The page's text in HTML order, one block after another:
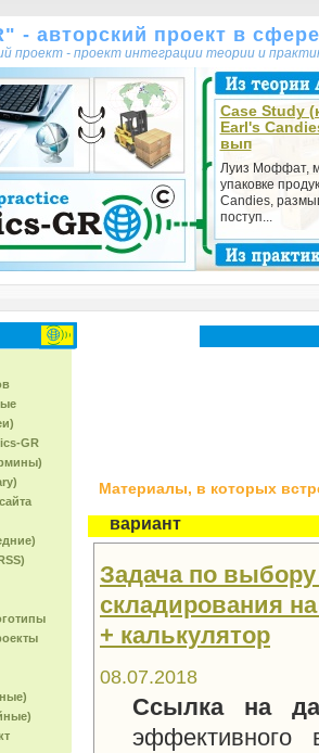
- авторский проект в
проект - проект интеграции теории и
Case Study
Earl's
вып
Луиз Моффат,
упаковке
Candies,
поступ...
GR
Материалы, в которых
вариант
Задача по
складирования
+ калькулятор
08.07.2018
Ссылка на
эффективного